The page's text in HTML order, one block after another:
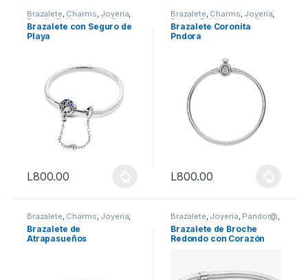
Brazalete, Charms, Joyeria,
Pandor@ Vestimenta &
Moda
Brazalete con Seguro de
Playa
L800.00
Este producto tiene múltiples variantes. Las opciones se
Brazalete, Charms, Joyeria,
Pandor@ Vestimenta &
Moda
Brazalete Coronita
Pndora
L800.00
Este producto tiene múltiples
Brazalete, Charms, Joyeria,
Pandor@ Vestimenta &
Moda
Brazalete de
Atrapasueños
Brazalete, Joyeria, Pandor@,
Vestimenta & Moda
Brazalete de Broche
Redondo con Corazón